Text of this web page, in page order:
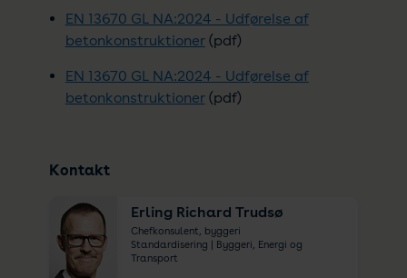
EN 13670 GL NA:2024 - Udførelse af
betonkonstruktioner(pdf)
EN 13670 GL NA:2024 - Udførelse af
betonkonstruktioner(pdf)
Kontakt
Erling Richard Trudsø
Chefkonsulent, byggeri
Standardisering | Byggeri, Energi og
Transport